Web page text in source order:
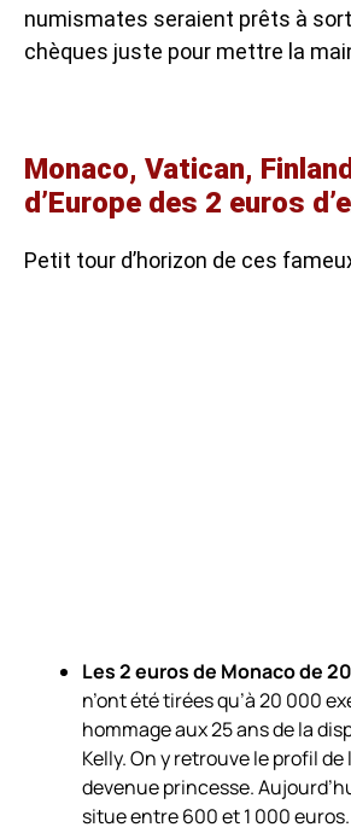
numismates seraient prêts à
chèques juste pour mettre la
Monaco, Vatican,
d’Europe des 2 euros
Petit tour d’horizon de ces
Les 2 euros de Monaco de
n’ont été tirées qu’à 20 000
hommage aux 25 ans de la
Kelly. On y retrouve le profil
devenue princesse.
situe entre 600 et 1 000